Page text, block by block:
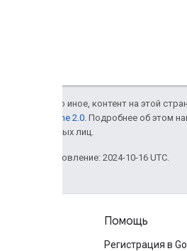
Если не указано иное, контент на этой
лицензии Apache 2.0 . Подробнее об этом
аффилированных лиц.
Последнее обновление: 2024-10-16 UTC.
Помощь
Регистрация в